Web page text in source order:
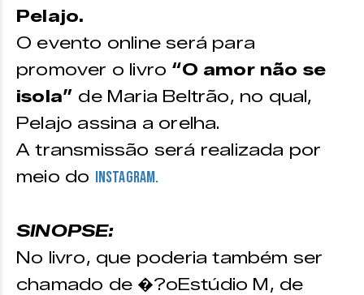
Pelajo.
O evento online será para
promover o livro “O amor não se
isola” de Maria Beltrão, no qual,
Pelajo assina a orelha.
A transmissão será realizada por
meio do Instagram.
SINOPSE:
No livro, que poderia também ser
chamado de �?oEstúdio M, de